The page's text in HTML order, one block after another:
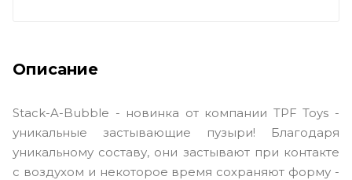
Описание
Stack-A-Bubble - новинка от компании TPF Toys -
уникальные застывающие пузыри! Благодаря
уникальному составу, они застывают при контакте
с воздухом и некоторое время сохраняют форму -